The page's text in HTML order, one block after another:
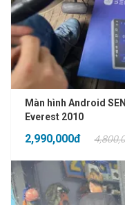
Màn hình Android
Everest 2010
2,990,000đ